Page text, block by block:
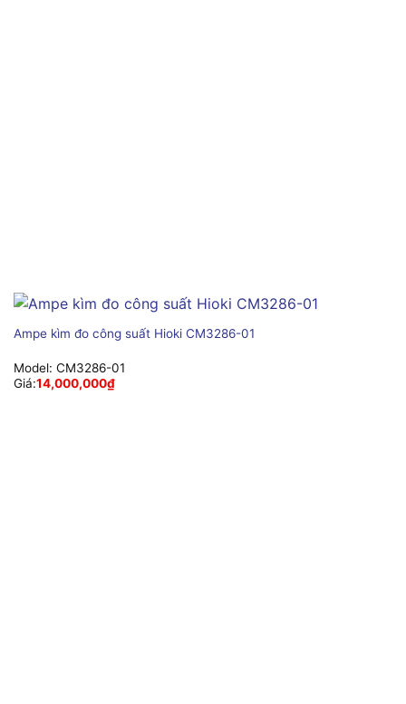
Ampe kìm đo công suất Hioki CM3286-01
Model: CM3286-01
Giá:14,000,000₫